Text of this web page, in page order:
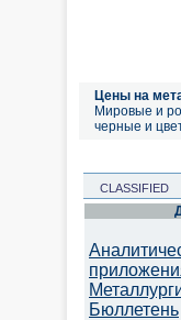
Цены на
Мировые и
черные и
CLASSIFIED
Бюллетень